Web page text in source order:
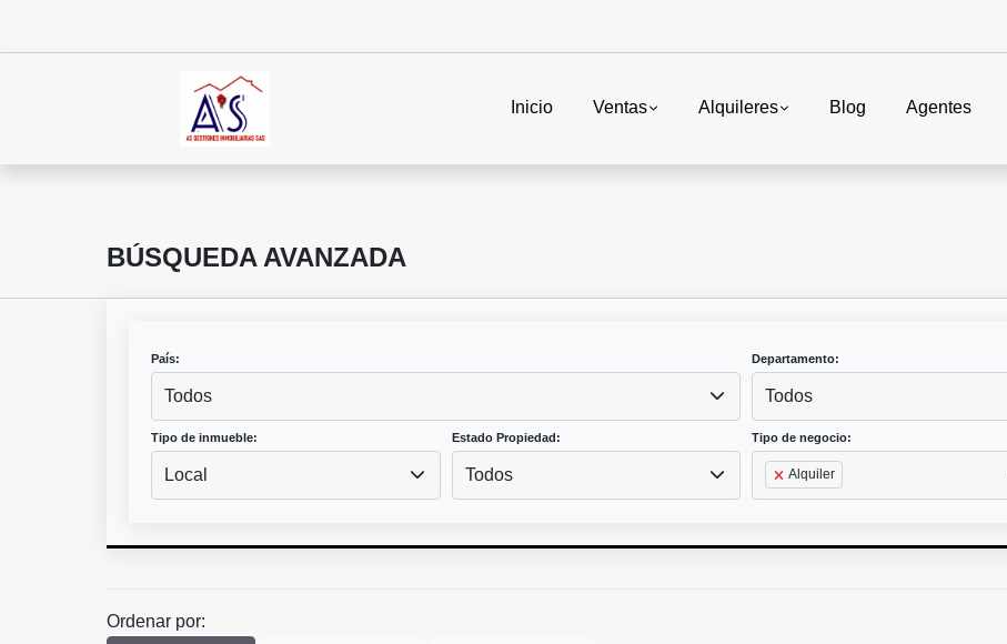
Inicio Ventas Alquileres Blog Agentes
BÚSQUEDA AVANZADA
País:
Todos
Departamento:
Todos
Tipo de inmueble:
Local
Estado Propiedad:
Todos
Tipo de negocio:
Alquiler
Ordenar por: